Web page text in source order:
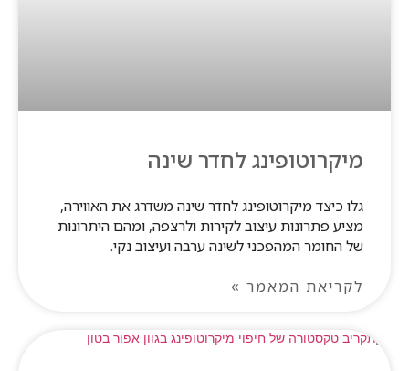
מיקרוטופינג לחדר שינה
גלו כיצד מיקרוטופינג לחדר שינה משדרג את האווירה,
מציע פתרונות עיצוב לקירות ולרצפה, ומהם היתרונות
של החומר המהפכני לשינה ערבה ועיצוב נקי.
לקריאת המאמר »